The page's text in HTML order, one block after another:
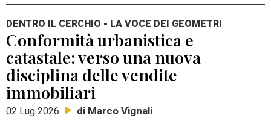
DENTRO IL CERCHIO - LA VOCE DEI GEOMETRI
Conformità urbanistica e
catastale: verso una nuova
disciplina delle vendite
immobiliari
02 Lug 2026 di Marco Vignali